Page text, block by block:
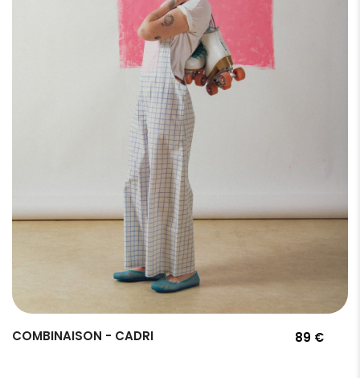
COMBINAISON - CADRI 89 €